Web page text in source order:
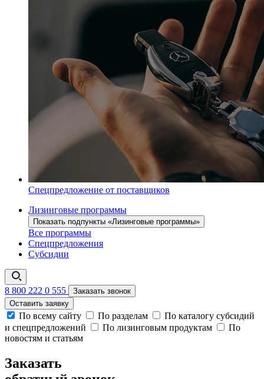
Спецпредложение от поставщиков
Лизинговые программы
Показать подпункты «Лизинговые программы»
Все программы
Спецпредложения
Субсидии
8 800 222 0 555
Заказать звонок
Оставить заявку
По всему сайту По разделам
По каталогу субсидий
и спецпредложений
По лизинговым продуктам
По
новостям и статьям
Заказать